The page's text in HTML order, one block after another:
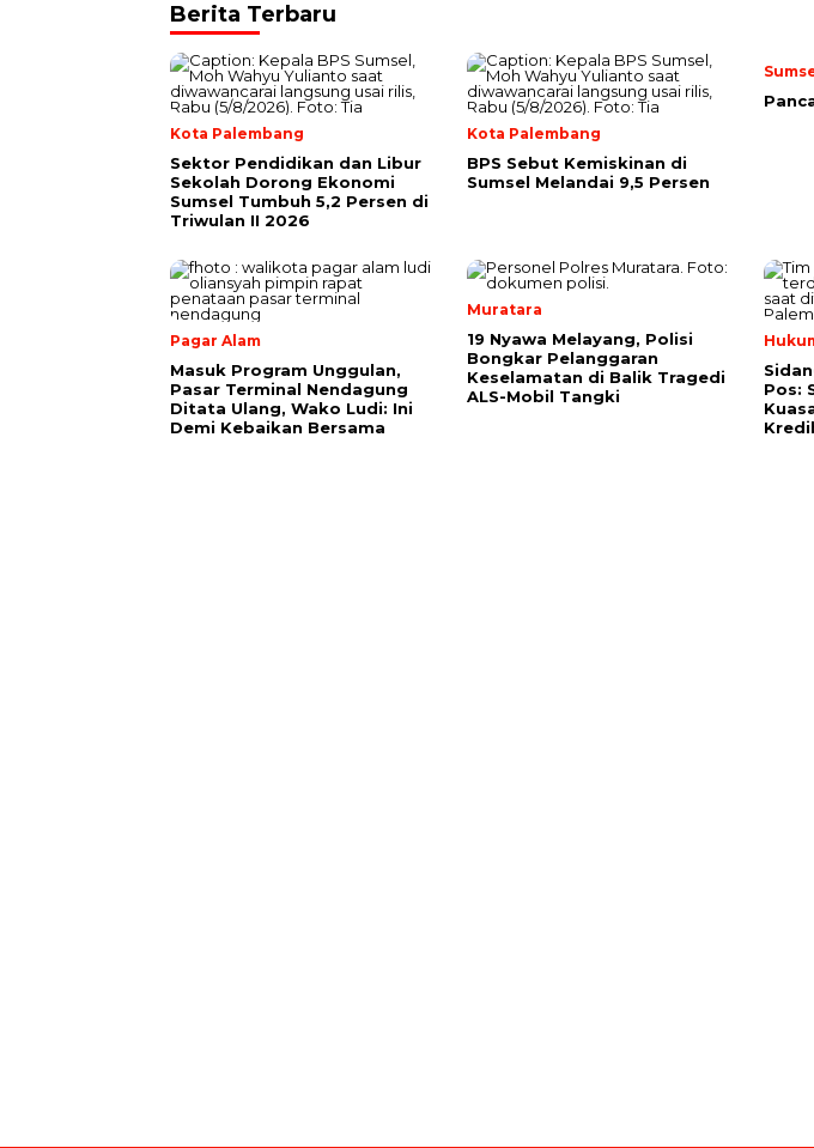
Berita Terbaru
Kota Palembang
Sektor Pendidikan dan Libur
Sekolah Dorong Ekonomi
Sumsel Tumbuh 5,2 Persen di
Triwulan II 2026
Kota Palembang
BPS Sebut Kemiskinan di
Sumsel Melandai 9,5 Persen
Pagar Alam
Masuk Program Unggulan,
Pasar Terminal Nendagung
Ditata Ulang, Wako Ludi: Ini
Demi Kebaikan Bersama
Muratara
19 Nyawa Melayang, Polisi
Bongkar Pelanggaran
Keselamatan di Balik Tragedi
ALS-Mobil Tangki
Pos: